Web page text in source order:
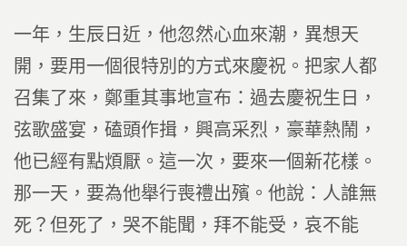
一年，生辰日近，他忽然心血來潮，異想天
開，要用一個很特別的方式來慶祝。把家人都
召集了來，鄭重其事地宣布：過去慶祝生日，
弦歌盛宴，磕頭作揖，興高采烈，豪華熱鬧，
他已經有點煩厭。這一次，要來一個新花樣。
那一天，要為他舉行喪禮出殯。他說：人誰無
死？但死了，哭不能聞，拜不能受，哀不能